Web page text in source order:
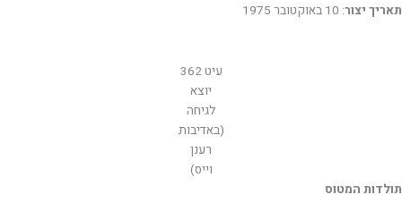
תאריך יצור: 10 באוקטובר 1975
עיט 362
יוצא
לגיחה
(באדיבות
רענן
וייס)
תולדות המטוס